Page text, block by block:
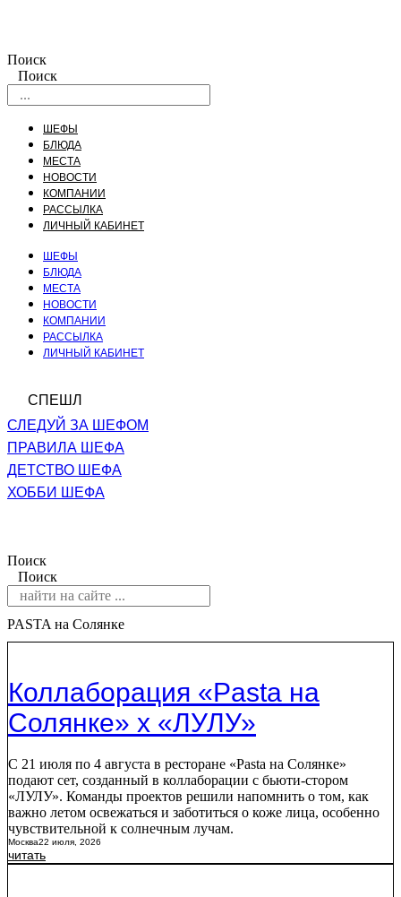
Поиск
Поиск
ШЕФЫ
БЛЮДА
МЕСТА
НОВОСТИ
КОМПАНИИ
РАССЫЛКА
ЛИЧНЫЙ КАБИНЕТ
ШЕФЫ
БЛЮДА
МЕСТА
НОВОСТИ
КОМПАНИИ
РАССЫЛКА
ЛИЧНЫЙ КАБИНЕТ
СПЕШЛ
СЛЕДУЙ ЗА ШЕФОМ
ПРАВИЛА ШЕФА
ДЕТСТВО ШЕФА
ХОББИ ШЕФА
Поиск
Поиск
PASTA на Солянке
Коллаборация «Pasta на
Солянке» x «ЛУЛУ»
С 21 июля по 4 августа в ресторане «Pasta на Солянке»
подают сет, созданный в коллаборации с бьюти-стором
«ЛУЛУ». Команды проектов решили напомнить о том, как
важно летом освежаться и заботиться о коже лица, особенно
чувствительной к солнечным лучам.
Москва22 июля, 2026
читать